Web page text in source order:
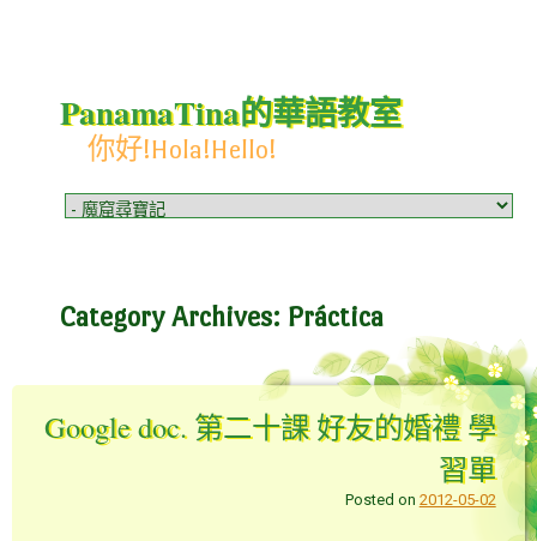
PanamaTina的華語教室
你好!Hola!Hello!
Menu
Skip to content
Category Archives: Práctica
Google doc. 第二十課 好友的婚禮 學
習單
Posted on 2012-05-02